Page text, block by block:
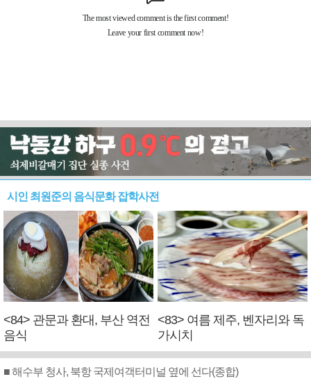
시인 최원준의 음식문화 잡학사전
<84> 관문과 환대, 부산 역전
음식
<83> 여름 제주, 벤자리와 독
가시치
■ 해수부 청사, 북항 국제여객터미널 옆에 선다(종합)